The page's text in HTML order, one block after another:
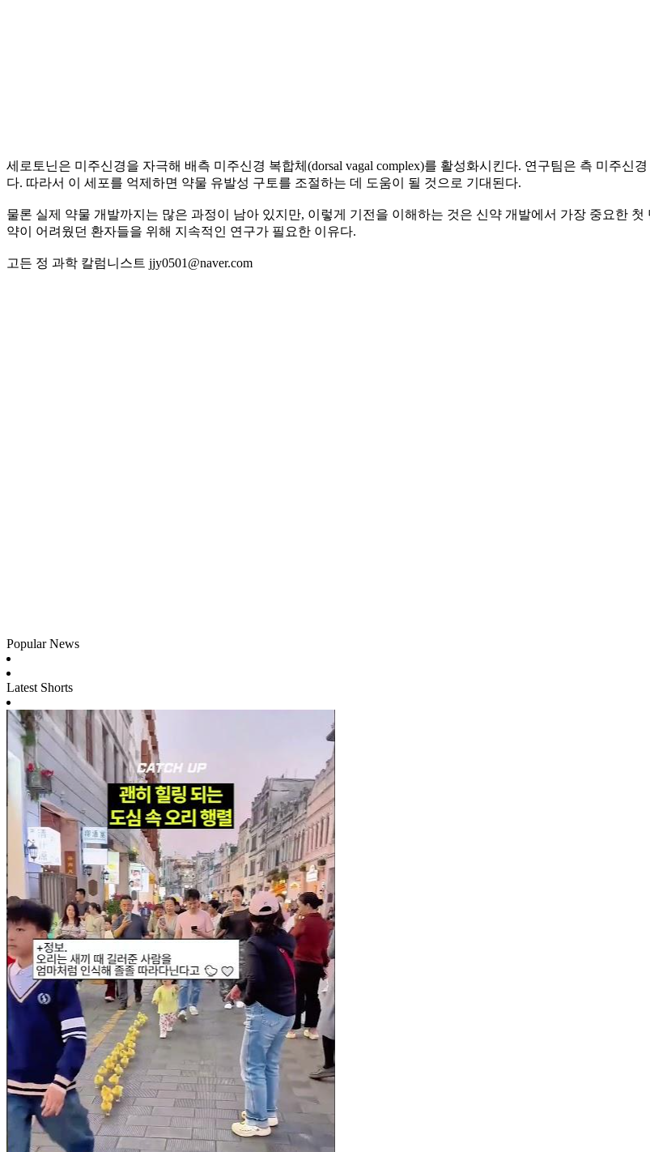
세로토닌은 미주신경을 자극해 배측 미주신경 복합체(dorsal vagal complex)를 활성화시킨다. 연구팀은 측 미주신
다. 따라서 이 세포를 억제하면 약물 유발성 구토를 조절하는 데 도움이 될 것으로 기대된다.
물론 실제 약물 개발까지는 많은 과정이 남아 있지만, 이렇게 기전을 이해하는 것은 신약 개발에서 가장 중요한
약이 어려웠던 환자들을 위해 지속적인 연구가 필요한 이유다.
고든 정 과학 칼럼니스트 jjy0501@naver.com
Popular News
Latest Shorts